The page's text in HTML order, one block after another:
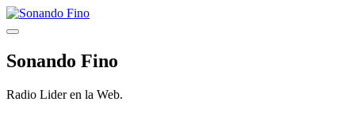
Saltar
al
Menú
Sonando Fino
Radio Lider en la Web.